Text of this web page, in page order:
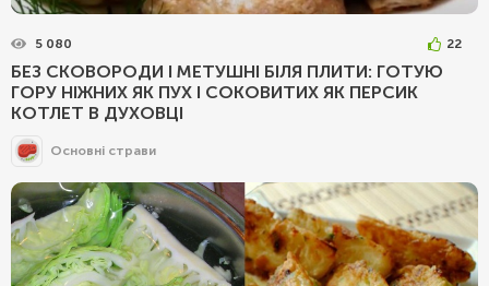
5 080 22
БЕЗ СКОВОРОДИ І МЕТУШНІ БІЛЯ ПЛИТИ: ГОТУЮ
ГОРУ НІЖНИХ ЯК ПУХ І СОКОВИТИХ ЯК ПЕРСИК
КОТЛЕТ В ДУХОВЦІ
Основні страви